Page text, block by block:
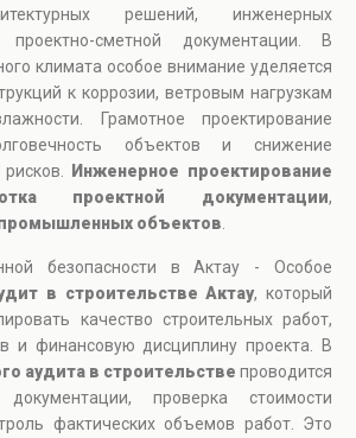
решений, инженерных
сметной документации. В
климата особое внимание уделяется
к коррозии, ветровым нагрузкам
Грамотное проектирование
объектов и снижение
Инженерное проектирование
проектной документации,
объектов
безопасности в Актау - Особое
в строительстве Актау, который
качество строительных работ,
и финансовую дисциплину проекта. В
аудита в строительстве проводится
проверка стоимости
фактических объемов работ. Это